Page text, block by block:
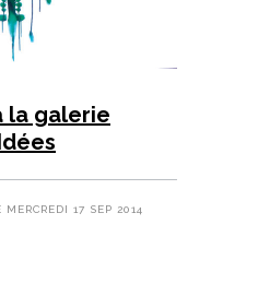
la galerie
MERCREDI 17 SEP 2014